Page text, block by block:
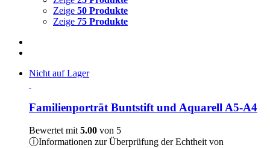
Zeige 50 Produkte
Zeige 75 Produkte
Nicht auf Lager
Familienporträt Buntstift und Aquarell A5-A4
Bewertet mit5.00 von 5
ⓘInformationen zur Überprüfung der Echtheit von